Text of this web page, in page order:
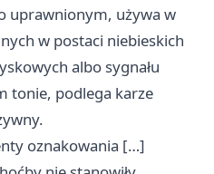
uprawnionym, używa w
w postaci niebieskich
albo sygnału
tonie, podlega karze
oznakowania […]